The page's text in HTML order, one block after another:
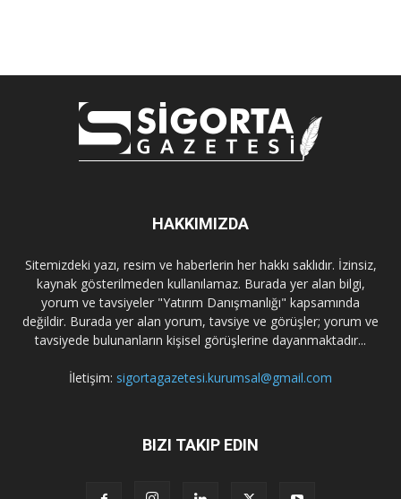
HAKKIMIZDA
Sitemizdeki yazı, resim ve haberlerin her hakkı saklıdır. İzinsiz,
kaynak gösterilmeden kullanılamaz. Burada yer alan bilgi,
yorum ve tavsiyeler "Yatırım Danışmanlığı" kapsamında
değildir. Burada yer alan yorum, tavsiye ve görüşler; yorum ve
tavsiyede bulunanların kişisel görüşlerine dayanmaktadır...
İletişim: sigortagazetesi.kurumsal@gmail.com
BIZI TAKIP EDIN